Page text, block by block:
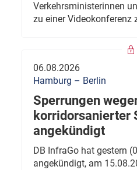
Verkehrsministerinnen
zu einer Videokonferenz
06.08.2026
Hamburg – Berlin
Sperrungen
korridorsanierter
angekündigt
DB InfraGo hat gestern
angekündigt, am